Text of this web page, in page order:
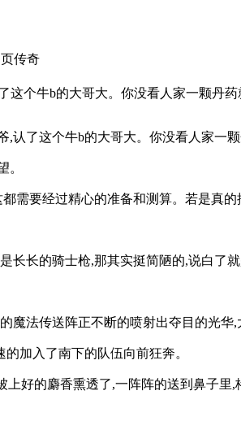
传奇
这个牛b的大哥大。你没看人家一颗丹
认了这个牛b的大哥大。你没看人家一
。
需要经过精心的准备和测算。若是真
长长的骑士枪,那其实挺简陋的,说白
魔法传送阵正不断的喷射出夺目的光
加入了南下的队伍向前狂奔。
上好的麝香熏透了,一阵阵的送到鼻子